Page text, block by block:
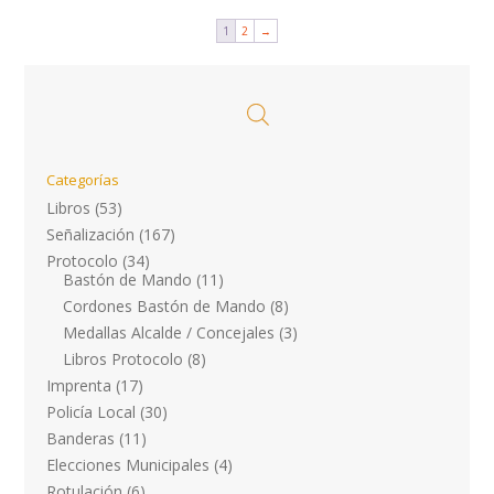
1 2 →
Categorías
Libros (53)
Señalización (167)
Protocolo (34)
Bastón de Mando (11)
Cordones Bastón de Mando (8)
Medallas Alcalde / Concejales (3)
Libros Protocolo (8)
Imprenta (17)
Policía Local (30)
Banderas (11)
Elecciones Municipales (4)